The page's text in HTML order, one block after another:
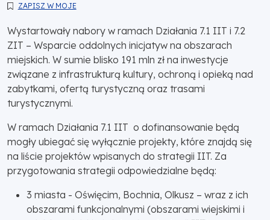
ZAPISZ W MOJE
Wystartowały nabory w ramach Działania 7.1 IIT i 7.2
ZIT – Wsparcie oddolnych inicjatyw na obszarach
miejskich. W sumie blisko 191 mln zł na inwestycje
związane z infrastrukturą kultury, ochroną i opieką nad
zabytkami, ofertą turystyczną oraz trasami
turystycznymi.
W ramach Działania 7.1 IIT o dofinansowanie będą
mogły ubiegać się wyłącznie projekty, które znajdą się
na liście projektów wpisanych do strategii IIT. Za
przygotowania strategii odpowiedzialne będą:
3 miasta - Oświęcim, Bochnia, Olkusz – wraz z ich
obszarami funkcjonalnymi (obszarami wiejskimi i